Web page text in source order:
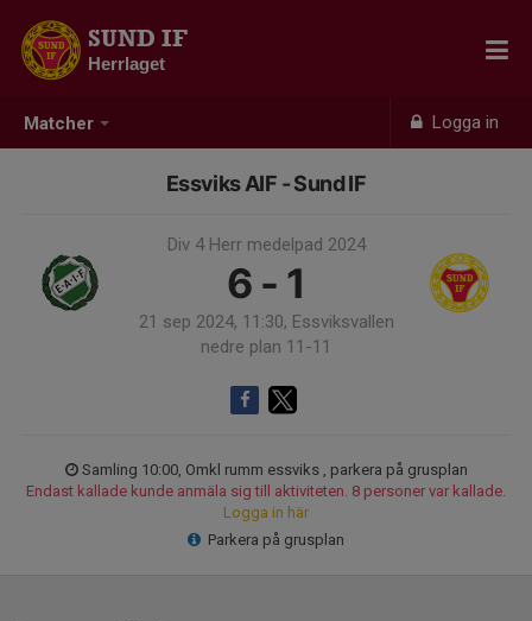
Matcher Logga in
SUND IF
Herrlaget
Essviks AIF - Sund IF
Div 4 Herr medelpad 2024
6 - 1
21 sep 2024, 11:30, Essviksvallen
nedre plan 11-11
Samling 10:00, Omkl rumm essviks , parkera på grusplan
Endast kallade kunde anmäla sig till aktiviteten. 8 personer var kallade.
Logga in här
Parkera på grusplan